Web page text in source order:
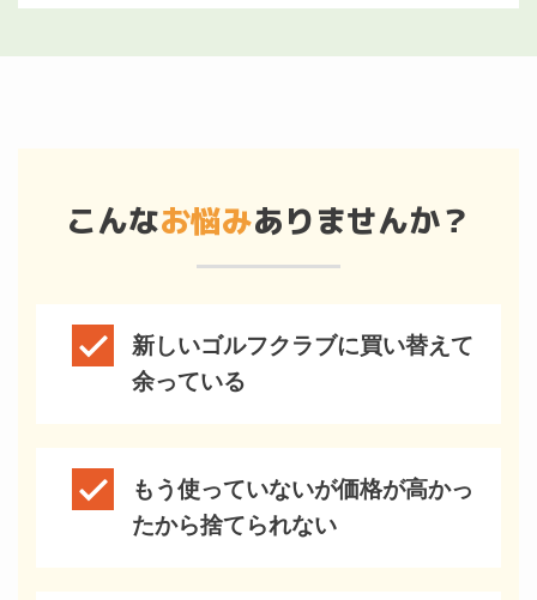
こんなお悩みありませんか？
新しいゴルフクラブに買い替えて
余っている
もう使っていないが価格が高かっ
たから捨てられない